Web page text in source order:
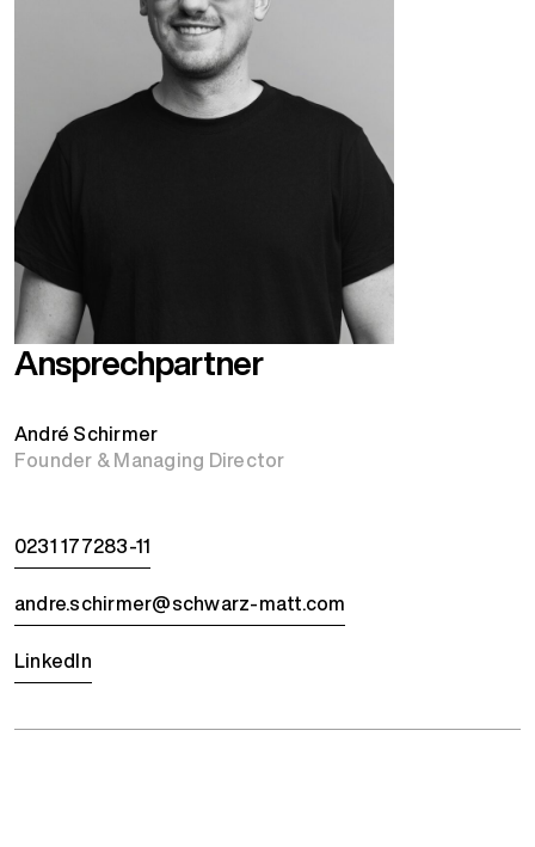
Ansprechpartner
André Schirmer
Founder & Managing Director
0231 177283-11
andre.schirmer@schwarz-matt.com
LinkedIn